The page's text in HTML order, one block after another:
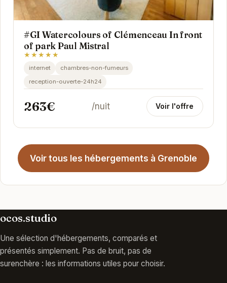
#GI Watercolours of Clémenceau In front
of park Paul Mistral
★★★★★
internet
chambres-non-fumeurs
reception-ouverte-24h24
263€ /nuit Voir l'offre
Voir tous les hébergements à Grenoble
ocos.studio
Une sélection d'hébergements, comparés et
présentés simplement. Pas de bruit, pas de
surenchère : les informations utiles pour choisir.